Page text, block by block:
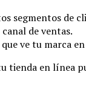
segmentos de
de ventas.
ve tu marca
tienda en línea